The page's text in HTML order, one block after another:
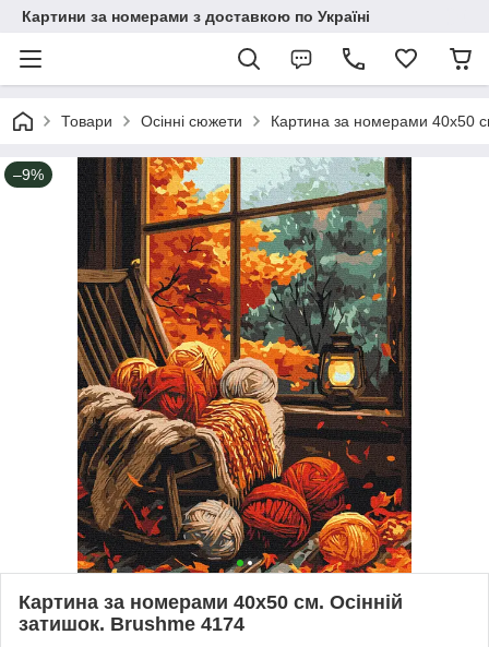
Картини за номерами з доставкою по Україні
Товари Осінні сюжети Картина за номерами 40х50
–9%
Картина за номерами 40х50 см. Осінній
затишок. Brushme 4174